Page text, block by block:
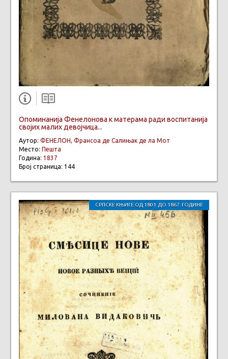
Опоминанија Фенелонова к матерама ради воспитанија
својих малих девојчица...
Аутор: ФЕНЕЛОН, Франсоа де Салињак де ла Мот
Место: Пешта
Година: 1837
Број страница: 144
СРПСКЕ КЊИГЕ ОД 1801. ДО 1867. ГОДИНЕ